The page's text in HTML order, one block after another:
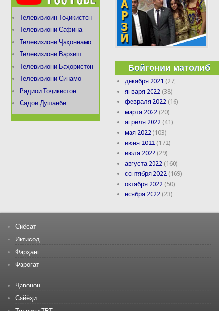
Телевизиоин Тоҷикистон
Телевизиони Сафина
Телевизиони Ҷаҳоннамо
Телевизиони Варзиш
Телевизиони Баҳористон
Телевизиони Синамо
Радиои Тоҷикистон
Садои Душанбе
Бойгонии матолиб
декабря 2021 (27)
января 2022 (38)
февраля 2022 (16)
марта 2022 (20)
апреля 2022 (41)
мая 2022 (103)
июня 2022 (172)
июля 2022 (29)
августа 2022 (160)
сентября 2022 (169)
октября 2022 (50)
ноября 2022 (23)
Сиёсат
Иқтисод
Фарҳанг
Фароғат
Ҷавонон
Сайёҳӣ